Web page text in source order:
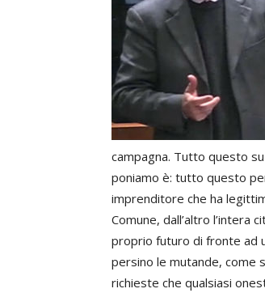
campagna. Tutto questo
poniamo è: tutto questo
imprenditore che ha
Comune, dall’altro l’intera
proprio futuro di fronte ad
persino le mutande, come
richieste che qualsiasi